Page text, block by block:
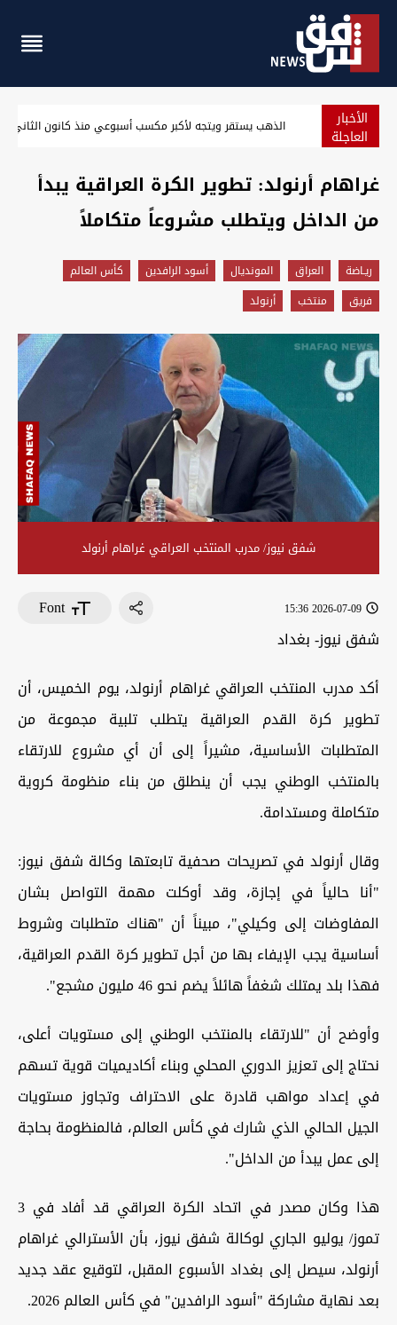
الأخبار
العاجلة الحوثيون يقصفون مواقع في مدينة مأرب بالصواريخ والمسيّرات
غراهام أرنولد: تطوير الكرة العراقية يبدأ
من الداخل ويتطلب مشروعاً متكاملاً
ريـاضة العراق المونديال أسود الرافدين
كأس العالم
فريق
منتخب أرنولد
شفق نيوز/ مدرب المنتخب العراقي غراهام أرنولد
2026-07-09 15:36
Font
شفق نيوز- بغداد
أكد مدرب المنتخب العراقي غراهام أرنولد، يوم الخميس، أن
تطوير كرة القدم العراقية يتطلب تلبية مجموعة من
المتطلبات الأساسية، مشيراً إلى أن أي مشروع للارتقاء
بالمنتخب الوطني يجب أن ينطلق من بناء منظومة كروية
متكاملة ومستدامة.
وقال أرنولد في تصريحات صحفية تابعتها وكالة شفق نيوز:
"أنا حالياً في إجازة، وقد أوكلت مهمة التواصل بشان
المفاوضات إلى وكيلي"، مبيناً أن "هناك متطلبات وشروط
أساسية يجب الإيفاء بها من أجل تطوير كرة القدم العراقية،
فهذا بلد يمتلك شغفاً هائلاً يضم نحو 46 مليون مشجع".
وأوضح أن "للارتقاء بالمنتخب الوطني إلى مستويات أعلى،
نحتاج إلى تعزيز الدوري المحلي وبناء أكاديميات قوية تسهم
في إعداد مواهب قادرة على الاحتراف وتجاوز مستويات
الجيل الحالي الذي شارك في كأس العالم، فالمنظومة بحاجة
إلى عمل يبدأ من الداخل".
هذا وكان مصدر في اتحاد الكرة العراقي قد أفاد في 3
تموز/ يوليو الجاري لوكالة شفق نيوز، بأن الأسترالي غراهام
أرنولد، سيصل إلى بغداد الأسبوع المقبل، لتوقيع عقد جديد
بعد نهاية مشاركة "أسود الرافدين" في كأس العالم 2026.